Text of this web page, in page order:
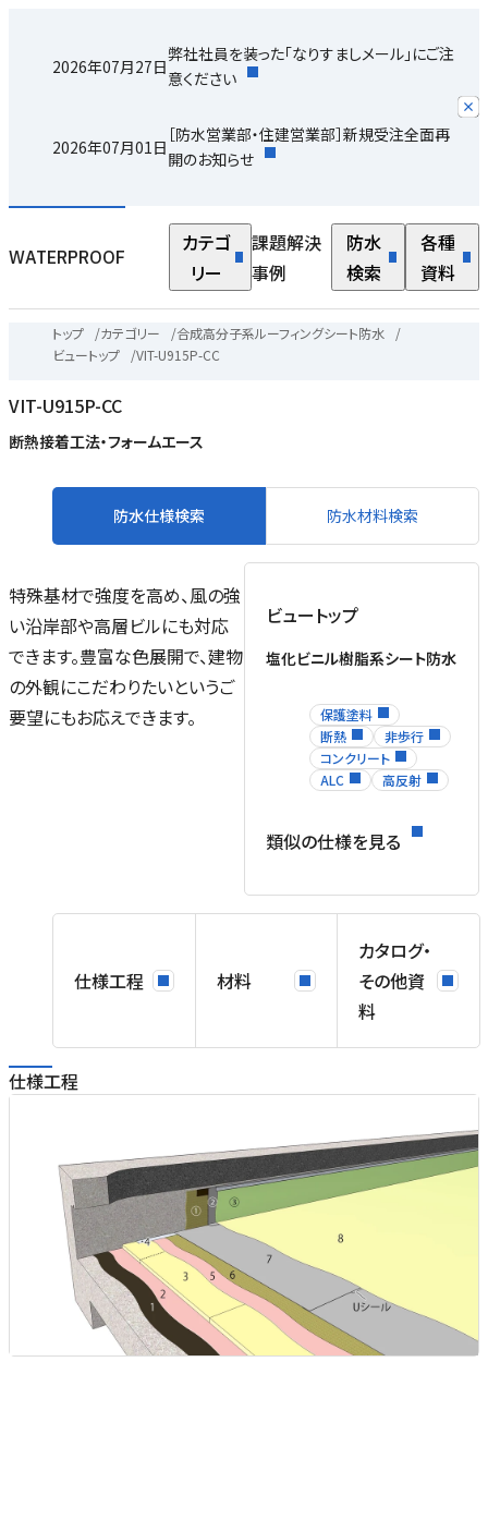
2026年07月27日
弊社社員を装った「なりすましメール」にご注
意ください
2026年07月01日
［防水営業部・住建営業部］新規受注全面再
開のお知らせ
WATERPROOF
カテゴ
リー
課題解決
事例
防水
検索
各種
資料
トップ /カテゴリー /合成高分子系ルーフィングシート防水
/
ビュートップ
/VIT-U915P-CC
VIT-U915P-CC
断熱接着工法・フォームエース
防水仕様検索 防水材料検索
特殊基材で強度を高め、風の強
い沿岸部や高層ビルにも対応
できます。豊富な色展開で、建物
の外観にこだわりたいというご
要望にもお応えできます。
ビュートップ
塩化ビニル樹脂系シート防水
保護塗料
断熱
非歩行
コンクリート
ALC
高反射
類似の仕様を見る
仕様工程 材料
カタログ・
その他資
料
仕様工程